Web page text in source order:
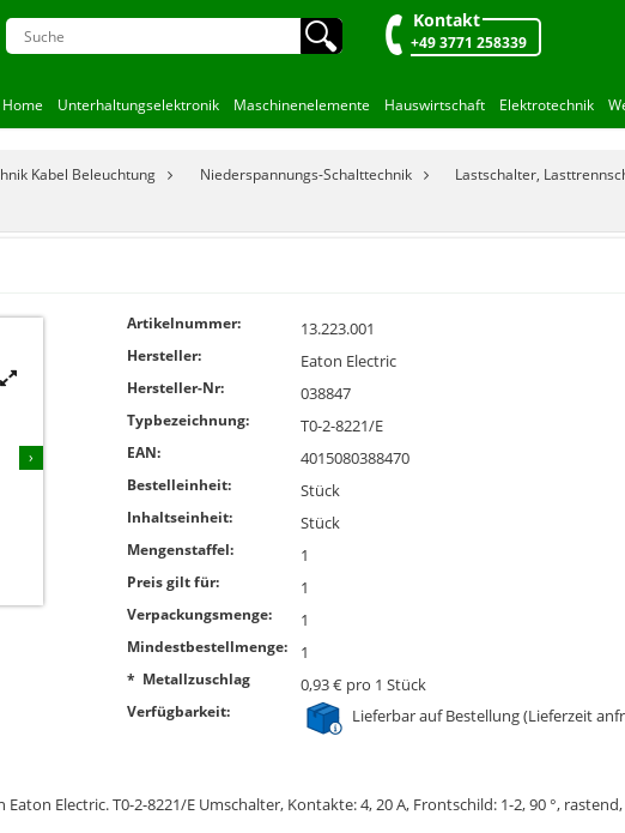
🔍︎ Kontakt
+49 3771 258339
Home Unterhaltungselektronik Maschinenelemente Hauswirtschaft Elektrotechnik
Kabel Beleuchtung Niederspannungs-Schalttechnik Lastschalter,
›


Artikelnummer: 13.223.001
Hersteller: Eaton Electric
Hersteller-Nr: 038847
Typbezeichnung: T0-2-8221/E
EAN: 4015080388470
Bestelleinheit: Stück
Inhaltseinheit: Stück
Mengenstaffel: 1
Preis gilt für: 1
Verpackungsmenge: 1
Mindestbestellmenge: 1
* Metallzuschlag 0,93 € pro 1 Stück
Verfügbarkeit: Lieferbar auf Bestellung (Lieferzeit
Electric. T0-2-8221/E Umschalter, Kontakte: 4, 20 A, Frontschild: 1-2, 90 °,